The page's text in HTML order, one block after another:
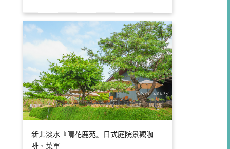
新北淡水『晴花鹿苑』日式庭院景觀咖
啡、菜單